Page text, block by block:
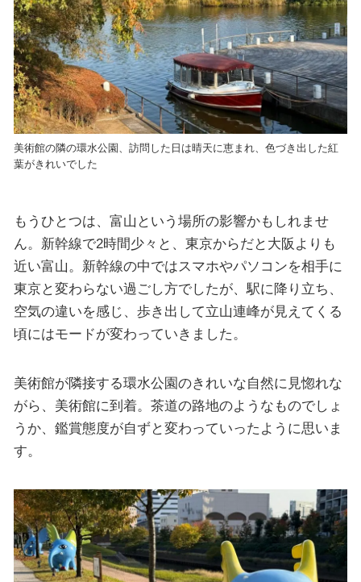
美術館の隣の環水公園、訪問した日は晴天に恵まれ、色づき出した紅
葉がきれいでした
もうひとつは、富山という場所の影響かもしれませ
ん。新幹線で2時間少々と、東京からだと大阪よりも
近い富山。新幹線の中ではスマホやパソコンを相手に
東京と変わらない過ごし方でしたが、駅に降り立ち、
空気の違いを感じ、歩き出して立山連峰が見えてくる
頃にはモードが変わっていきました。
美術館が隣接する環水公園のきれいな自然に見惚れな
がら、美術館に到着。茶道の路地のようなものでしょ
うか、鑑賞態度が自ずと変わっていったように思いま
す。